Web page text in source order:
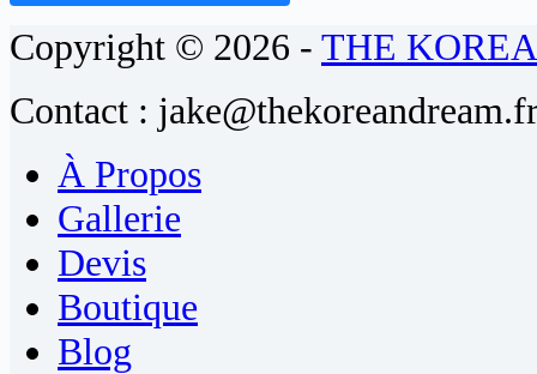
Copyright © 2026 - THE
Contact :
À Propos
Gallerie
Devis
Boutique
Blog